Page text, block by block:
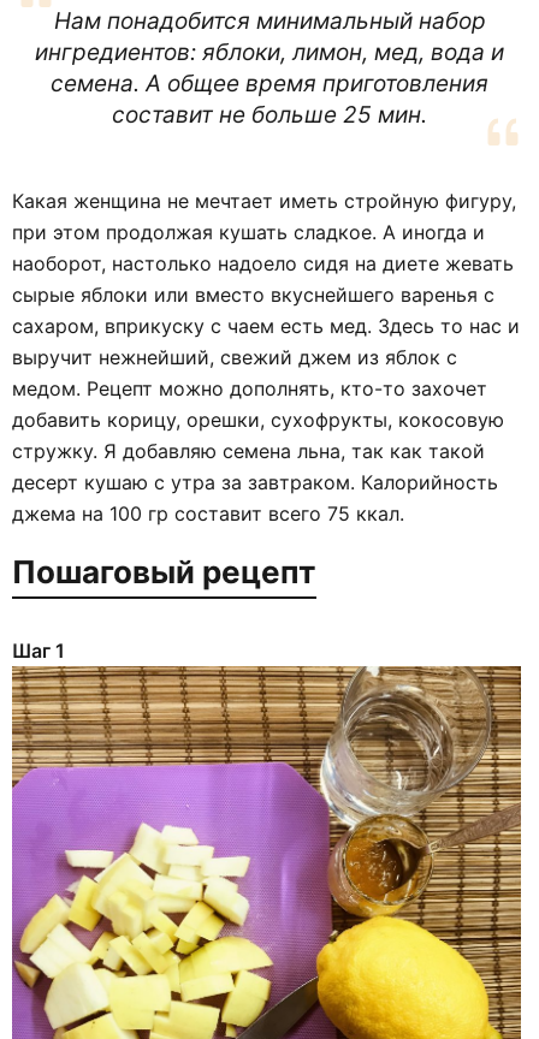
Нам понадобится минимальный набор
ингредиентов: яблоки, лимон, мед, вода и
семена. А общее время приготовления
составит не больше 25 мин.
Какая женщина не мечтает иметь стройную фигуру,
при этом продолжая кушать сладкое. А иногда и
наоборот, настолько надоело сидя на диете жевать
сырые яблоки или вместо вкуснейшего варенья с
сахаром, вприкуску с чаем есть мед. Здесь то нас и
выручит нежнейший, свежий джем из яблок с
медом. Рецепт можно дополнять, кто-то захочет
добавить корицу, орешки, сухофрукты, кокосовую
стружку. Я добавляю семена льна, так как такой
десерт кушаю с утра за завтраком. Калорийность
джема на 100 гр составит всего 75 ккал.
Пошаговый рецепт
Шаг 1